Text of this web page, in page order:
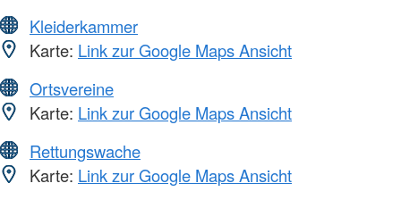
Kleiderkammer
Karte: Link zur Google Maps Ansicht
Ortsvereine
Karte: Link zur Google Maps Ansicht
Rettungswache
Karte: Link zur Google Maps Ansicht